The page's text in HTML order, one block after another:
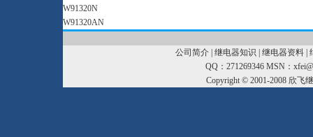
W91320N
W91320AN
公司简介| 继电器知识 继电器资料|
QQ：271269346 MSN：
Copyright © 2001-2008 欣飞